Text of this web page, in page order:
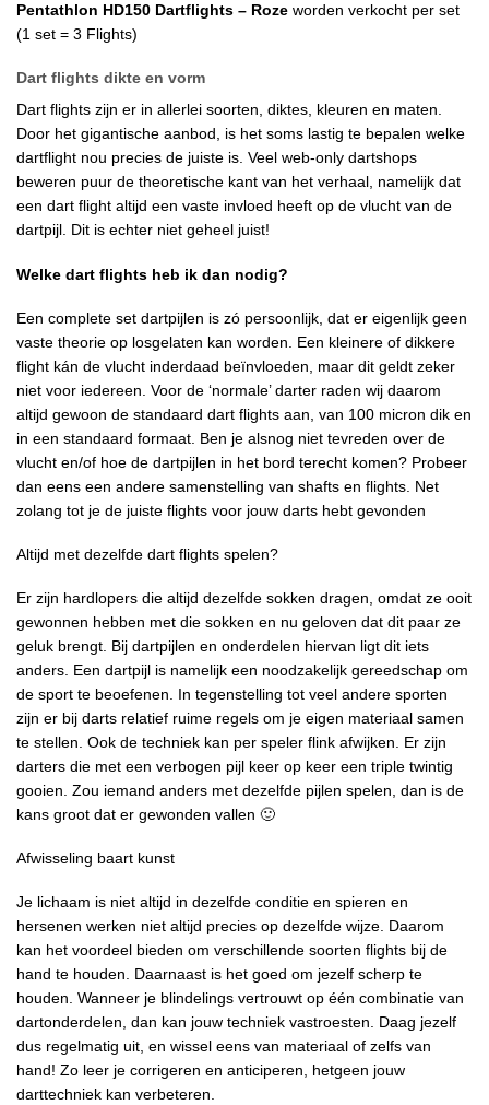
Pentathlon HD150 Dartflights – Roze worden verkocht per set
(1 set = 3 Flights)
Dart flights dikte en vorm
Dart flights zijn er in allerlei soorten, diktes, kleuren en maten.
Door het gigantische aanbod, is het soms lastig te bepalen welke
dartflight nou precies de juiste is. Veel web-only dartshops
beweren puur de theoretische kant van het verhaal, namelijk dat
een dart flight altijd een vaste invloed heeft op de vlucht van de
dartpijl. Dit is echter niet geheel juist!
Welke dart flights heb ik dan nodig?
Een complete set dartpijlen is zó persoonlijk, dat er eigenlijk geen
vaste theorie op losgelaten kan worden. Een kleinere of dikkere
flight kán de vlucht inderdaad beïnvloeden, maar dit geldt zeker
niet voor iedereen. Voor de ‘normale’ darter raden wij daarom
altijd gewoon de standaard dart flights aan, van 100 micron dik en
in een standaard formaat. Ben je alsnog niet tevreden over de
vlucht en/of hoe de dartpijlen in het bord terecht komen? Probeer
dan eens een andere samenstelling van shafts en flights. Net
zolang tot je de juiste flights voor jouw darts hebt gevonden
Altijd met dezelfde dart flights spelen?
Er zijn hardlopers die altijd dezelfde sokken dragen, omdat ze ooit
gewonnen hebben met die sokken en nu geloven dat dit paar ze
geluk brengt. Bij dartpijlen en onderdelen hiervan ligt dit iets
anders. Een dartpijl is namelijk een noodzakelijk gereedschap om
de sport te beoefenen. In tegenstelling tot veel andere sporten
zijn er bij darts relatief ruime regels om je eigen materiaal samen
te stellen. Ook de techniek kan per speler flink afwijken. Er zijn
darters die met een verbogen pijl keer op keer een triple twintig
gooien. Zou iemand anders met dezelfde pijlen spelen, dan is de
kans groot dat er gewonden vallen 🙂
Afwisseling baart kunst
Je lichaam is niet altijd in dezelfde conditie en spieren en
hersenen werken niet altijd precies op dezelfde wijze. Daarom
kan het voordeel bieden om verschillende soorten flights bij de
hand te houden. Daarnaast is het goed om jezelf scherp te
houden. Wanneer je blindelings vertrouwt op één combinatie van
dartonderdelen, dan kan jouw techniek vastroesten. Daag jezelf
dus regelmatig uit, en wissel eens van materiaal of zelfs van
hand! Zo leer je corrigeren en anticiperen, hetgeen jouw
darttechniek kan verbeteren.